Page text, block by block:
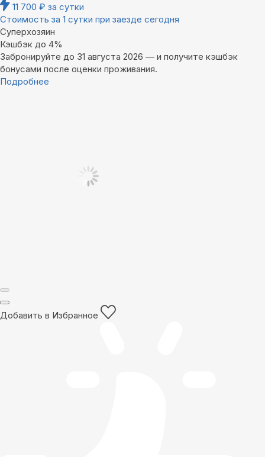
11 700 ₽ за сутки
Стоимость за 1 сутки при заезде сегодня
Суперхозяин
Кэшбэк до 4%
Забронируйте до 31 августа 2026 — и получите кэшбэк
бонусами после оценки проживания.
Подробнее
Добавить в Избранное